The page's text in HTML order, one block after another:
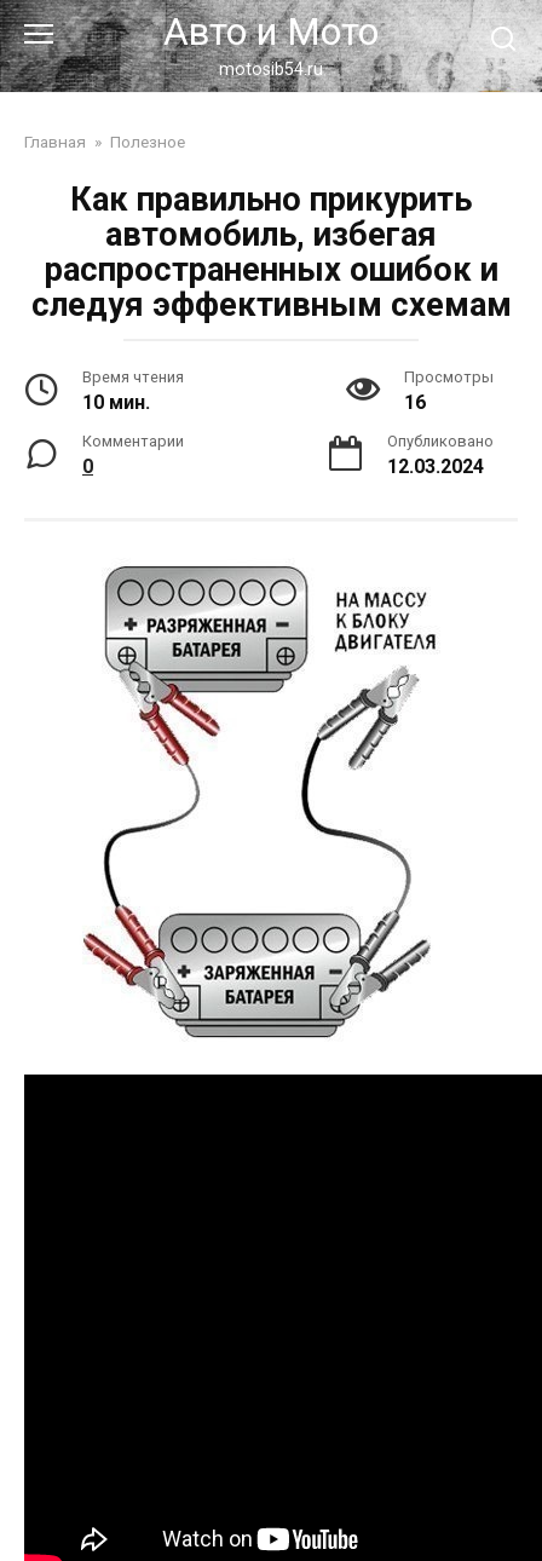
Перейти
к
контенту
Авто и Мото
motosib54.ru
Главная » Полезное
Как правильно прикурить
автомобиль, избегая
распространенных ошибок и
следуя эффективным схемам
Время чтения
10 мин.
Просмотры
16
Комментарии
0
Опубликовано
12.03.2024